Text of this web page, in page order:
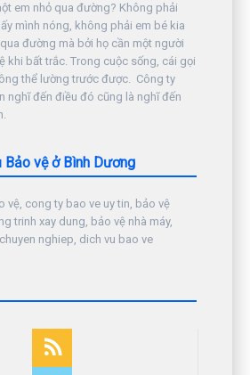
em nhỏ qua đường? Không phải
mình nóng, không phải em bé kia
đường mà bởi họ cần một người
khi bất trắc. Trong cuộc sống, cái gọi
thể lường trước được. Công ty
nghĩ đến điều đó cũng là nghĩ đến
Bảo vệ ở Bình Dương
vệ, cong ty bao ve uy tin, bảo vệ
trinh xay dung, bảo vệ nhà máy,
nghiep, dich vu bao ve